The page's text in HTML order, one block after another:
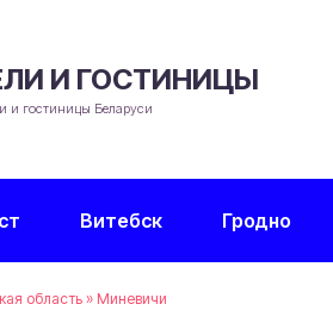
И ГОСТИНИЦЫ
и гостиницы Беларуси
Витебск Гродно
область» Миневичи